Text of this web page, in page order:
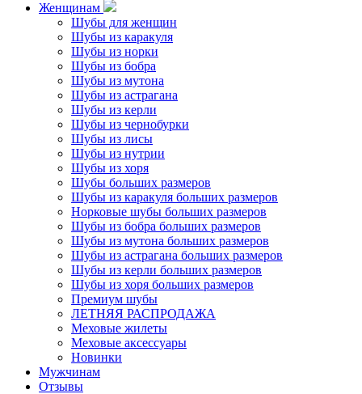
Женщинам
Шубы для женщин
Шубы из каракуля
Шубы из норки
Шубы из бобра
Шубы из мутона
Шубы из астрагана
Шубы из керли
Шубы из чернобурки
Шубы из лисы
Шубы из нутрии
Шубы из хоря
Шубы больших размеров
Шубы из каракуля больших размеров
Норковые шубы больших размеров
Шубы из бобра больших размеров
Шубы из мутона больших размеров
Шубы из астрагана больших размеров
Шубы из керли больших размеров
Шубы из хоря больших размеров
Премиум шубы
ЛЕТНЯЯ РАСПРОДАЖА
Меховые жилеты
Меховые аксессуары
Новинки
Мужчинам
Отзывы